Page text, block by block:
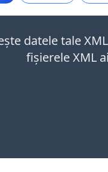
datele tale
fișierele XML